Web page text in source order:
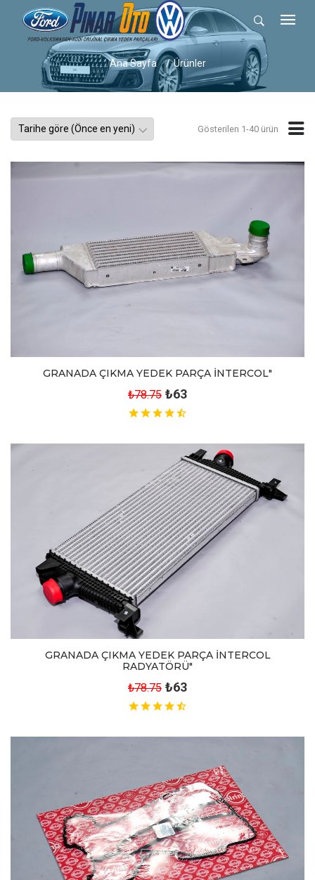
Ana Sayfa Ürünler
Gösterilen 1-40 ürün
GRANADA ÇIKMA YEDEK PARÇA İNTERCOL"
₺78.75 ₺63
GRANADA ÇIKMA YEDEK PARÇA İNTERCOL
RADYATÖRÜ"
₺78.75 ₺63